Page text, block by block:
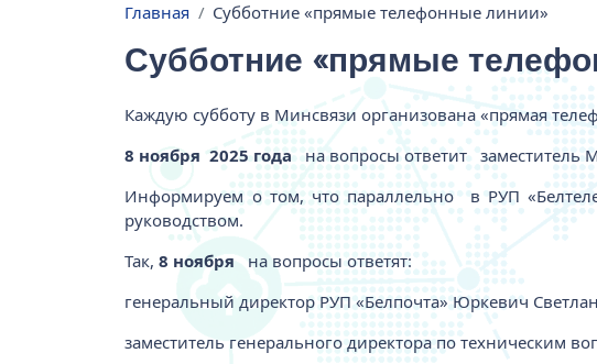
Breadcrumb
Главная Субботние «прямые телефонные линии»
Субботние «прямые
Каждую субботу в Минсвязи организована «прямая
8 ноября 2025 года на вопросы ответит заместитель
Информируем о том, что параллельно в РУП
руководством.
Так,8 ноября на вопросы ответят:
генеральный директор РУП «Белпочта» Юркевич
заместитель генерального директора по техническим